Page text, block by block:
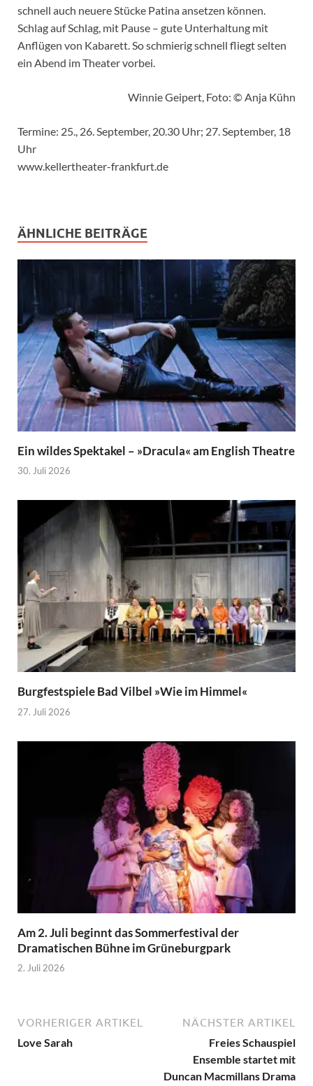
schnell auch neuere Stücke Patina ansetzen können.
Schlag auf Schlag, mit Pause – gute Unterhaltung mit
Anflügen von Kabarett. So schmierig schnell fliegt selten
ein Abend im Theater vorbei.
Winnie Geipert, Foto: © Anja Kühn
Termine: 25., 26. September, 20.30 Uhr; 27. September, 18
Uhr
www.kellertheater-frankfurt.de
ÄHNLICHE BEITRÄGE
Ein wildes Spektakel – »Dracula« am English Theatre
30. Juli 2026
Burgfestspiele Bad Vilbel »Wie im Himmel«
27. Juli 2026
Am 2. Juli beginnt das Sommerfestival der
Dramatischen Bühne im Grüneburgpark
2. Juli 2026
VORHERIGER ARTIKEL
Love Sarah
NÄCHSTER ARTIKEL
Freies Schauspiel
Ensemble startet mit
Duncan Macmillans Drama